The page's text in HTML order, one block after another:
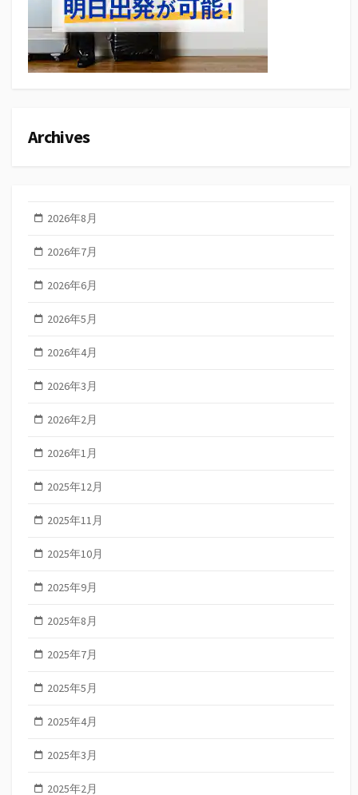
Archives
2026年8月
2026年7月
2026年6月
2026年5月
2026年4月
2026年3月
2026年2月
2026年1月
2025年12月
2025年11月
2025年10月
2025年9月
2025年8月
2025年7月
2025年5月
2025年4月
2025年3月
2025年2月